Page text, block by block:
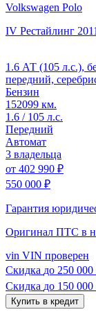
Volkswagen Polo
IV Рестайлинг
1.6 АТ (105 л.с.),
передний,
Бензин
152099 км.
1.6 / 105 л.с.
Передний
Автомат
3 владельца
от 402 990 ₽
550 000 ₽
Гарантия
Оригинал ПТС в
vin VIN проверен
Скидка до 250 000
Скидка до 150 000
Купить в кредит